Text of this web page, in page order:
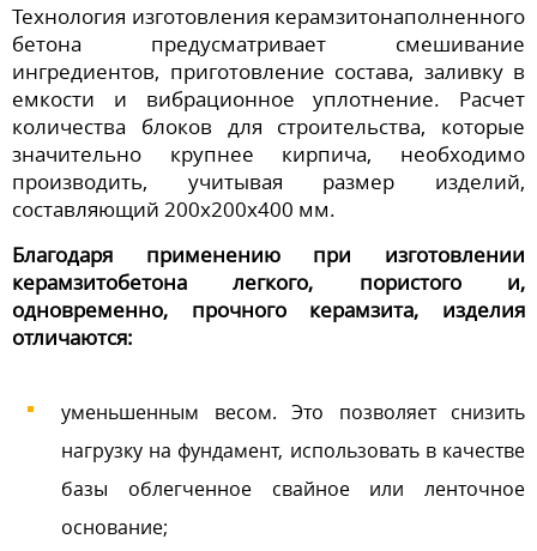
Технология изготовления керамзитонаполненного
бетона предусматривает смешивание
ингредиентов, приготовление состава, заливку в
емкости и вибрационное уплотнение. Расчет
количества блоков для строительства, которые
значительно крупнее кирпича, необходимо
производить, учитывая размер изделий,
составляющий 200х200х400 мм.
Благодаря применению при изготовлении
керамзитобетона легкого, пористого и,
одновременно, прочного керамзита, изделия
отличаются:
уменьшенным весом. Это позволяет снизить
нагрузку на фундамент, использовать в качестве
базы облегченное свайное или ленточное
основание;